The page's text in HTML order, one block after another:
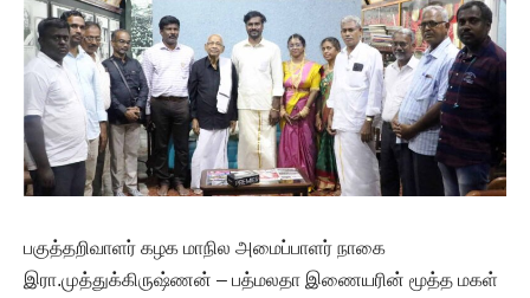
பகுத்தறிவாளர் கழக மாநில அமைப்பாளர் நாகை
இரா.முத்துக்கிருஷ்ணன் – பத்மலதா இணையரின் மூத்த மகள்